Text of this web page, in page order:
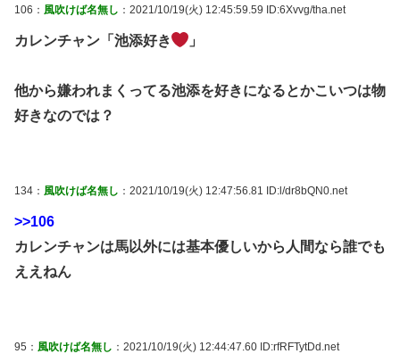
106： 風吹けば名無し ：2021/10/19(火) 12:45:59.59 ID:6Xvvg/tha.net
カレンチャン「池添好き 」
他から嫌われまくってる池添を好きになるとかこいつは物
好きなのでは？
134： 風吹けば名無し ：2021/10/19(火) 12:47:56.81 ID:l/dr8bQN0.net
>>106
カレンチャンは馬以外には基本優しいから人間なら誰でも
ええねん
95： 風吹けば名無し ：2021/10/19(火) 12:44:47.60 ID:rfRFTytDd.net